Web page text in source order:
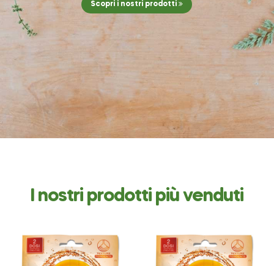
Scopri i nostri prodotti
I nostri prodotti più venduti